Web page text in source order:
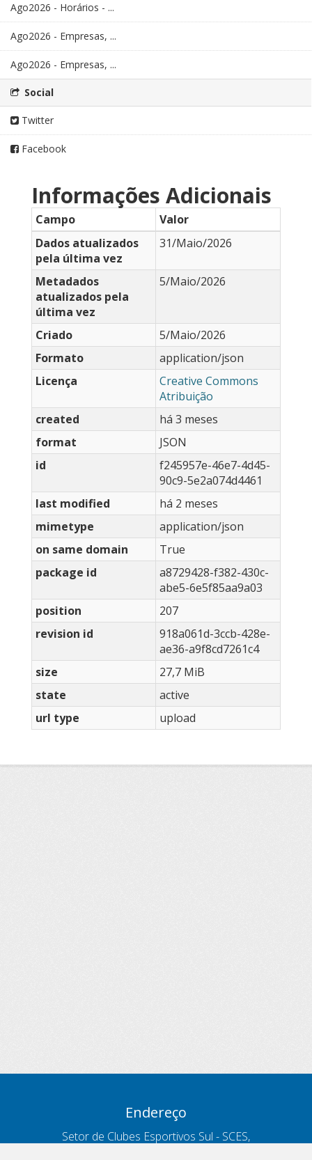
Ago2026 - Horários - ...
Ago2026 - Empresas, ...
Ago2026 - Empresas, ...
Social
Twitter
Facebook
Informações Adicionais
Campo
Valor
Dados atualizados
pela última vez
31/Maio/2026
Metadados
atualizados pela
última vez
5/Maio/2026
Criado
5/Maio/2026
Formato
application/json
Licença
Creative Commons
Atribuição
created
há 3 meses
format
JSON
id
f245957e-46e7-4d45-
90c9-5e2a074d4461
last modified
há 2 meses
mimetype
application/json
on same domain
True
package id
a8729428-f382-430c-
abe5-6e5f85aa9a03
position
207
revision id
918a061d-3ccb-428e-
ae36-a9f8cd7261c4
size
27,7 MiB
state
active
url type
upload
Endereço
Setor de Clubes Esportivos Sul - SCES,